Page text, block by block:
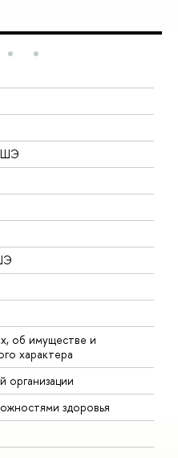
об имуществе и
характера
организации
здоровья